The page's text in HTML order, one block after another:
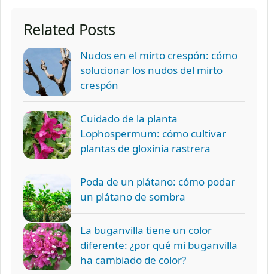
Related Posts
Nudos en el mirto crespón: cómo
solucionar los nudos del mirto
crespón
Cuidado de la planta
Lophospermum: cómo cultivar
plantas de gloxinia rastrera
Poda de un plátano: cómo podar
un plátano de sombra
La buganvilla tiene un color
diferente: ¿por qué mi buganvilla
ha cambiado de color?